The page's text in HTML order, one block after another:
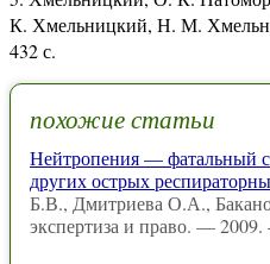
К. Хмельницкий, Н. М.
432 с.
похожие статьи
Нейтропения — фатальный
других острых
Б.В., Дмитриева О.А.,
экспертиза и право. —